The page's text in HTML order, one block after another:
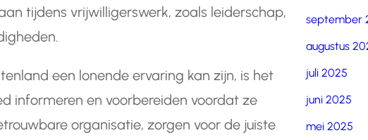
tijdens vrijwilligerswerk, zoals leiderschap,
een lonende ervaring kan zijn, is het
informeren en voorbereiden voordat ze
organisatie, zorgen voor de juiste
september
augustus
juli 2025
juni 2025
mei 2025